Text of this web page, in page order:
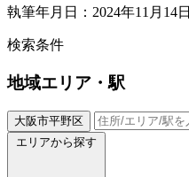
執筆年月日：2024年11月14日
検索条件
地域エリア・駅
大阪市平野区
エリアから探す